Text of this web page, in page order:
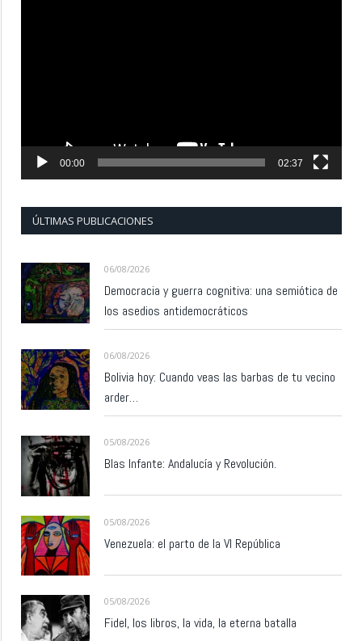
00:00 02:37
ÚLTIMAS PUBLICACIONES
06/08/2026
Democracia y guerra cognitiva: una semiótica de
los asedios antidemocráticos
06/08/2026
Bolivia hoy: Cuando veas las barbas de tu vecino
arder…
05/08/2026
Blas Infante: Andalucía y Revolución.
05/08/2026
Venezuela: el parto de la VI República
05/08/2026
Fidel, los libros, la vida, la eterna batalla